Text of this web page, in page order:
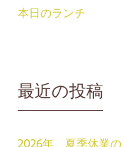
本日のランチ
最近の投稿
2026年 夏季休業